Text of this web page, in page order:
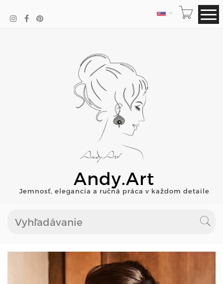
JAZYK
Andy.Art
Jemnosť, elegancia a ručná práca v každom detaile